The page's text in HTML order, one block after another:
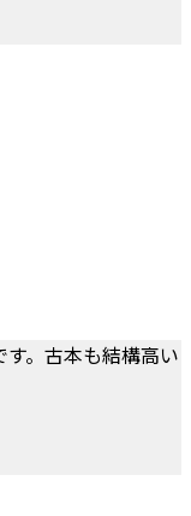
。古本も結構高い